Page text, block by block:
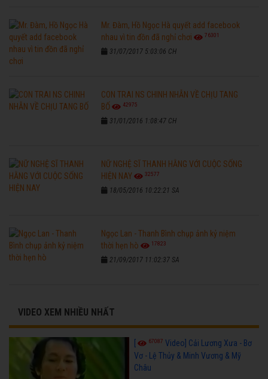
Mr. Đàm, Hồ Ngọc Hà quyết add facebook
nhau vì tin đồn đã nghỉ chơi
76301
31/07/2017 5:03:06 CH
CON TRAI NS CHINH NHẪN VỀ CHỊU TANG
BỐ
42975
31/01/2016 1:08:47 CH
NỮ NGHỆ SĨ THANH HẰNG VỚI CUỘC SỐNG
HIỆN NAY
32577
18/05/2016 10:22:21 SA
Ngọc Lan - Thanh Bình chụp ảnh kỷ niệm
thời hẹn hò
17823
21/09/2017 11:02:37 SA
VIDEO XEM NHIỀU NHẤT
67087 Video] Cải Lương Xưa - Bơ
Vơ - Lệ Thủy & Minh Vương & Mỹ
Châu